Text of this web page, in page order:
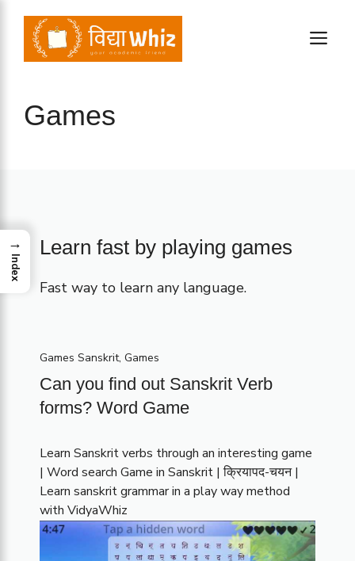
Skip
content
Games
Learn fast by playing games
Fast way to learn any language.
Games Sanskrit, Games
Can you find out Sanskrit Verb
forms? Word Game
Learn Sanskrit verbs through an interesting game
| Word search Game in Sanskrit | क्रियापद-चयन |
Learn sanskrit grammar in a play way method
with VidyaWhiz
→
Index